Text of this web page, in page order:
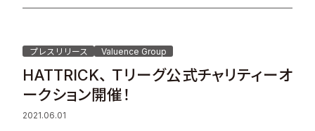
Investor Relations
Sustainability
Recruit
プレスリリース Valuence Group
HATTRICK、​ Ｔリーグ公式チャリティーオ
ークション開催！
2021.06.01